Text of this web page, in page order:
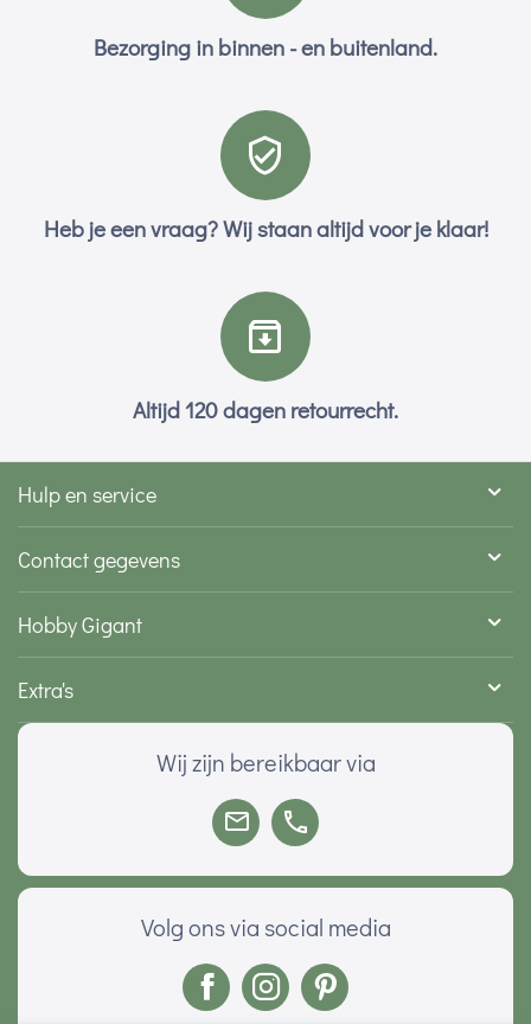
Bezorging in binnen - en buitenland.
Heb je een vraag? Wij staan altijd voor je klaar!
Altijd 120 dagen retourrecht.
Hulp en service
Contact gegevens
Hobby Gigant
Extra's
Wij zijn bereikbaar via
Volg ons via social media